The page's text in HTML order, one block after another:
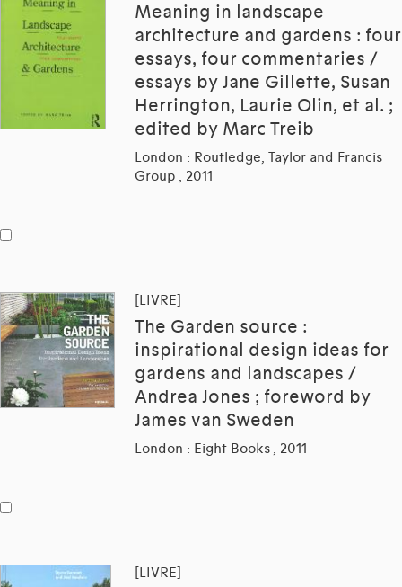
Meaning in landscape
architecture and gardens : four
essays, four commentaries /
essays by Jane Gillette, Susan
Herrington, Laurie Olin, et al. ;
edited by Marc Treib
London : Routledge, Taylor and Francis
Group , 2011
[LIVRE]
The Garden source :
inspirational design ideas for
gardens and landscapes /
Andrea Jones ; foreword by
James van Sweden
London : Eight Books , 2011
[LIVRE]